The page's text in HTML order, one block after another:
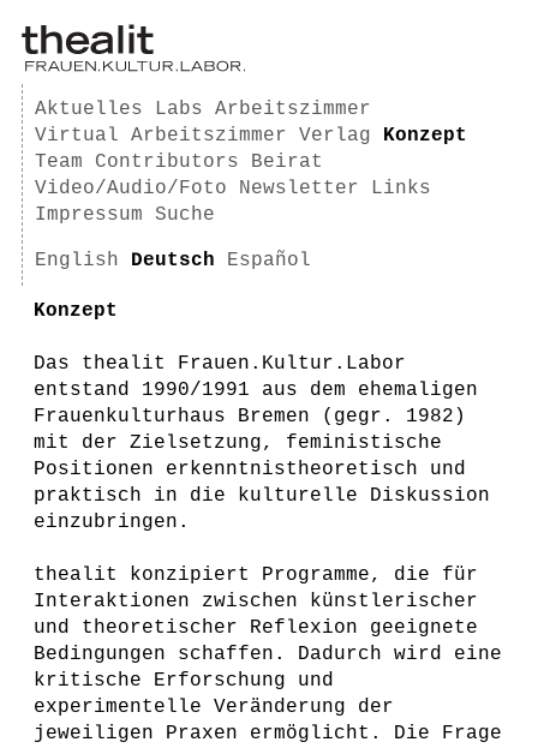
Aktuelles Labs
Arbeitszimmer
Virtual Arbeitszimmer
Verlag
Konzept
Team
Contributors
Beirat
Video/Audio/Foto
Newsletter
Links
Impressum
Suche
English Deutsch Español
Konzept
Das thealit Frauen.Kultur.Labor
entstand 1990/1991 aus dem ehemaligen
Frauenkulturhaus Bremen (gegr. 1982)
mit der Zielsetzung, feministische
Positionen erkenntnistheoretisch und
praktisch in die kulturelle Diskussion
einzubringen.
thealit konzipiert Programme, die für
Interaktionen zwischen künstlerischer
und theoretischer Reflexion geeignete
Bedingungen schaffen. Dadurch wird eine
kritische Erforschung und
experimentelle Veränderung der
jeweiligen Praxen ermöglicht. Die Frage